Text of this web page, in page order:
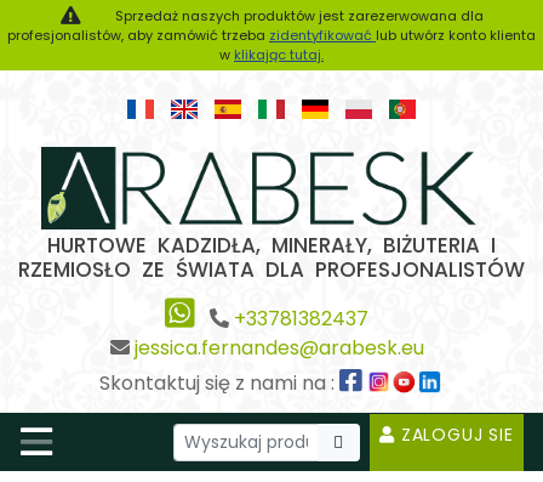
Sprzedaż naszych produktów jest zarezerwowana dla
profesjonalistów, aby zamówić trzeba zidentyfikować lub utwórz konto klienta
w klikając tutaj.
HURTOWE KADZIDŁA, MINERAŁY, BIŻUTERIA I
RZEMIOSŁO ZE ŚWIATA DLA PROFESJONALISTÓW
+33781382437
jessica.fernandes@arabesk.eu
Skontaktuj się z nami na :
ZALOGUJ SIE